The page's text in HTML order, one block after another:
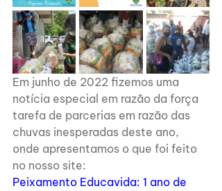
Em junho de 2022 fizemos uma
notícia especial em razão da força
tarefa de parcerias em razão das
chuvas inesperadas deste ano,
onde apresentamos o que foi feito
no nosso site:
Peixamento Educavida: 1 ano de